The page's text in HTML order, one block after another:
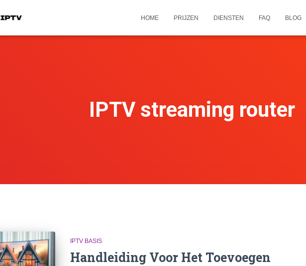
HOME PRIJZEN DIENSTEN FAQ BLOG
IPTV streaming router
IPTV BASIS
Handleiding Voor Het Toevoegen